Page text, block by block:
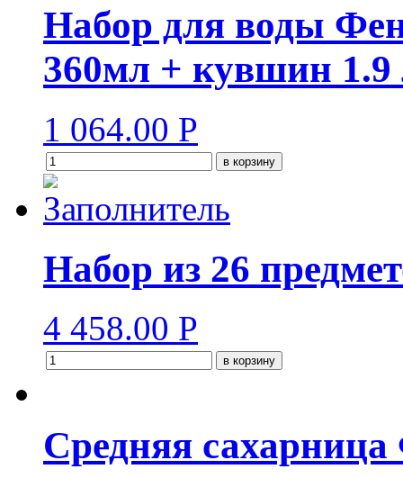
Набор для воды
360мл + кувшин 1.9
1 064.00 Р
в корзину
Набор из 26
4 458.00 Р
в корзину
Средняя